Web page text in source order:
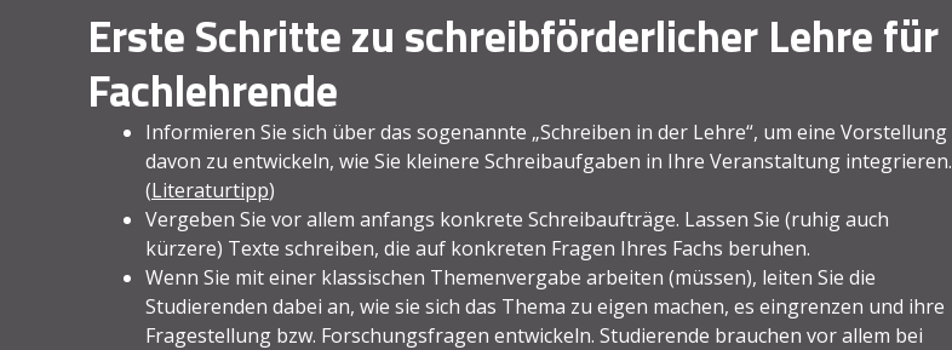
Erste Schritte zu schreibförderlicher Lehre für
Fachlehrende
Informieren Sie sich über das sogenannte „Schreiben in der Lehre“, um eine Vorstellung
davon zu entwickeln, wie Sie kleinere Schreibaufgaben in Ihre Veranstaltung integrieren.
(Literaturtipp)
Vergeben Sie vor allem anfangs konkrete Schreibaufträge. Lassen Sie (ruhig auch
kürzere) Texte schreiben, die auf konkreten Fragen Ihres Fachs beruhen.
Wenn Sie mit einer klassischen Themenvergabe arbeiten (müssen), leiten Sie die
Studierenden dabei an, wie sie sich das Thema zu eigen machen, es eingrenzen und ihre
Fragestellung bzw. Forschungsfragen entwickeln. Studierende brauchen vor allem bei